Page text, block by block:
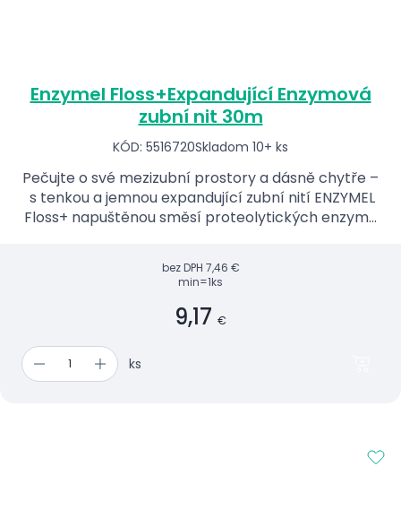
Enzymel Floss+Expandující Enzymová
zubní nit 30m
KÓD: 5516720Skladom 10+ ks
Pečujte o své mezizubní prostory a dásně chytře –
s tenkou a jemnou expandující zubní nití ENZYMEL
Floss+ napuštěnou směsí proteolytických enzymů
bez DPH 7,46 €
min=1ks
9,17 €
ks